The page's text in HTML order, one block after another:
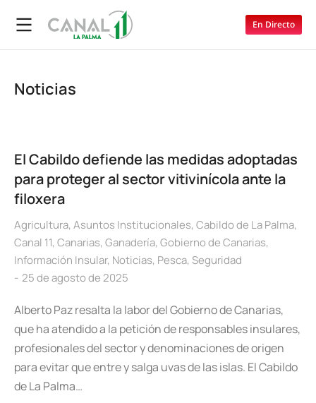
En Directo
Noticias
El Cabildo defiende las medidas adoptadas
para proteger al sector vitivinícola ante la
filoxera
Agricultura, Asuntos Institucionales, Cabildo de La Palma,
Canal 11, Canarias, Ganadería, Gobierno de Canarias,
Información Insular, Noticias, Pesca, Seguridad
25 de agosto de 2025
Alberto Paz resalta la labor del Gobierno de Canarias,
que ha atendido a la petición de responsables insulares,
profesionales del sector y denominaciones de origen
para evitar que entre y salga uvas de las islas. El Cabildo
de La Palma…